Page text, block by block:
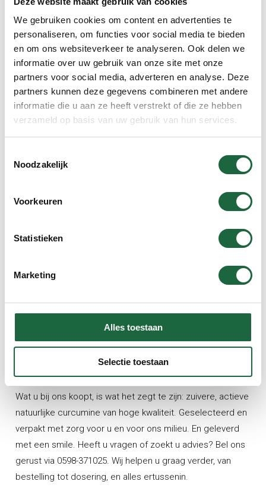
We gebruiken cookies om content en advertenties te
personaliseren, om functies voor social media te bieden
en om ons websiteverkeer te analyseren. Ook delen we
informatie over uw gebruik van onze site met onze
partners voor social media, adverteren en analyse. Deze
partners kunnen deze gegevens combineren met andere
informatie die u aan ze heeft verstrekt of die ze hebben
verzameld op basis van uw gebruik van hun services.
Noodzakelijk
Voorkeuren
Statistieken
Marketing
Alles toestaan
Selectie toestaan
→ Curcumine kan het bloedverdunnend effect
versterken. Stop daarom áltijd 7 a 10 dagen vóór een
operatie of medische ingreep
Maagzuurremmers(bijv. omeprazol, pantoprazol)
→ Curcumine kan de maagzuursecretie beïnvloeden.
Diabetesmedicatie (bijv. metformine, insuline)
voorzichtigheid bij galstenen of galwegproblemen.
→ Curcumine kan enzymroutes beïnvloeden die
achtergrondinformatie en vervangt geen advies van een
arts, apotheker of therapeut. Een voedingssupplement is
geen vervanging voor een gevarieerde voeding en/of een
Tot slot
Bij De Kurkumaspecialist houden we van transparantie.
Wat u bij ons koopt, is wat het zegt te zijn: zuivere, actieve
natuurlijke curcumine van hoge kwaliteit. Geselecteerd en
verpakt met zorg voor u en voor ons milieu. En geleverd
met een smile. Heeft u vragen of zoekt u advies? Bel ons
gerust via 0598-371025. Wij helpen u graag verder, van
bestelling tot dosering, en alles ertussenin.